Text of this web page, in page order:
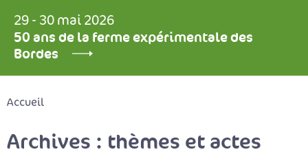
29 - 30 mai 2026
50 ans de la ferme expérimentale des
Bordes
Accueil
Archives : thèmes et actes